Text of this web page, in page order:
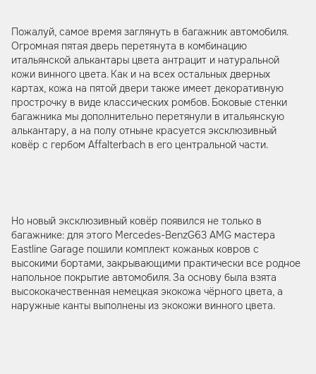
Пожалуй, самое время заглянуть в багажник автомобиля.
Огромная пятая дверь перетянута в комбинацию
итальянской алькантары цвета антрацит и натуральной
кожи винного цвета. Как и на всех остальных дверных
картах, кожа на пятой двери также имеет декоративную
прострочку в виде классических ромбов. Боковые стенки
багажника мы дополнительно перетянули в итальянскую
алькантару, а на полу отныне красуется эксклюзивный
ковёр с гербом Affalterbach в его центральной части.
Но новый эксклюзивный ковёр появился не только в
багажнике: для этого Mercedes-BenzG63 AMG мастера
Eastline Garage пошили комплект кожаных ковров с
высокими бортами, закрывающими практически все родное
напольное покрытие автомобиля. За основу была взята
высококачественная немецкая экокожа чёрного цвета, а
наружные канты выполнены из экокожи винного цвета.